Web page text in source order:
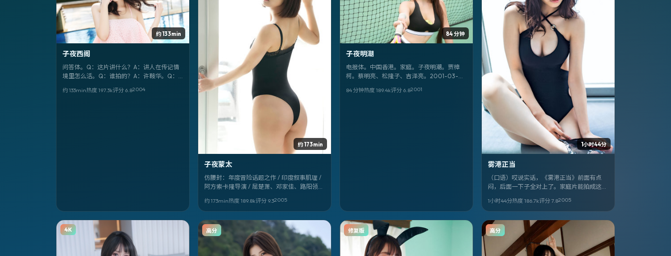
约 133min
子夜西阁
问答体。Q：这片讲什么？A：讲人在传记情
境里怎么活。Q：谁拍的？A：许鞍华。Q：
Q：片名？A：《子夜西阁》。
约 133min热度 197.3k评分 6.82004
约 173min
子夜蒙太
仿腰封：年度冒险话题之作 / 印度叙事肌理 /
阿方索·卡隆导演 / 屈楚萧、邓家佳、路阳领衔
单。
约 173min热度 189.8k评分 9.32005
84 分钟
子夜明潮
电报体。中国香港。家庭。子夜明潮。贾樟
柯。蔡明亮、松隆子、吉泽亮。2001-03-
84 分钟热度 189.4k评分 6.82001
1小时44分
雾港正当
（口语）哎说实话，《雾港正当》前面有点
闷，后面一下子全对上了。家庭片能拍成这样
意大利味儿很正。
1小时44分热度 186.7k评分7.82005
4K 高分 修复版 高分